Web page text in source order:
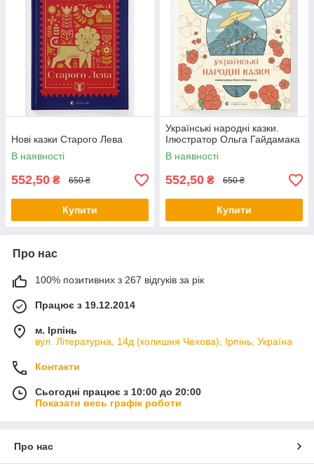
Нові казки Старого Лева
В наявності
552,50 ₴ 650 ₴
Купити
Українські народні казки.
Ілюстратор Ольга Гайдамака
В наявності
552,50 ₴ 650 ₴
Купити
Про нас
100% позитивних з 267 відгуків за рік
Працює з 19.12.2014
м. Ірпінь
вул. Літературна, 14д (колишня Чехова), Ірпінь, Україна
Контакти
Сьогодні працює з 10:00 до 20:00
Показати весь графік роботи
Про нас